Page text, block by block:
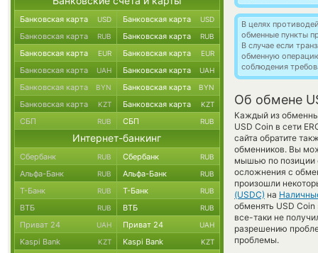
В целях
обменные пункты
В случае если
обменную
соблюдения
Об обмене
Каждый из
USD Coin в сети
сайта обратите
обменников. Вы
мышью по позиции
осложнения с
произошли
(USDC) на
обменять USD
все-таки не
разрешению
проблемы.
Банковская карта USD Банковская карта USD
Банковская карта RUB Банковская карта RUB
Банковская карта EUR Банковская карта EUR
Банковская карта UAH Банковская карта UAH
Банковская карта BYN Банковская карта BYN
Банковская карта KZT Банковская карта KZT
СБП RUB СБП RUB
Интернет-банкинг
Сбербанк RUB Сбербанк RUB
Альфа-Банк RUB Альфа-Банк RUB
Т-Банк RUB Т-Банк RUB
ВТБ RUB ВТБ RUB
Приват 24 UAH Приват 24 UAH
Kaspi Bank KZT Kaspi Bank KZT